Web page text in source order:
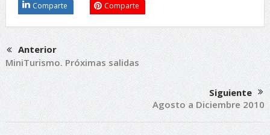
Comparte Comparte
Anterior
MiniTurismo. Próximas salidas
Siguiente
Agosto a Diciembre 2010